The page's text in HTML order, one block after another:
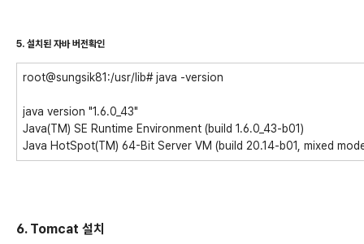
5. 설치된 자바 버전확인
root@sungsik81:/usr/lib# java -version
java version "1.6.0_43"
Java(TM) SE Runtime Environment (build 1.6.0_43-b01)
Java HotSpot(TM) 64-Bit Server VM (build 20.14-b01, mixed
6. Tomcat 설치